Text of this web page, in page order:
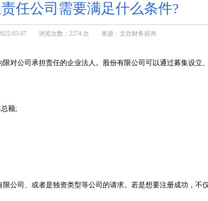
任公司需要满足什么条件?
03-07 浏览次数：2274 次 来源：文欣财务咨询
对公司承担责任的企业法人。股份有限公司可以通过募集设立
额;
公司、或者是独资类型等公司的请求。若是想要注册成功，不